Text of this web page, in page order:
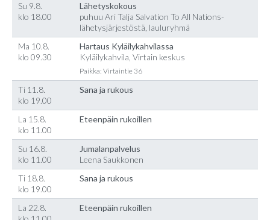
Su 9.8.
klo 18.00
Lähetyskokous
puhuu Ari Talja Salvation To All Nations-
lähetysjärjestöstä, lauluryhmä
Ma 10.8.
klo 09.30
Hartaus Kyläilykahvilassa
Kyläilykahvila, Virtain keskus
Paikka: Virtaintie 36
Ti 11.8.
klo 19.00
Sana ja rukous
La 15.8.
klo 11.00
Eteenpäin rukoillen
Su 16.8.
klo 11.00
Jumalanpalvelus
Leena Saukkonen
Ti 18.8.
klo 19.00
Sana ja rukous
La 22.8.
Eteenpäin rukoillen